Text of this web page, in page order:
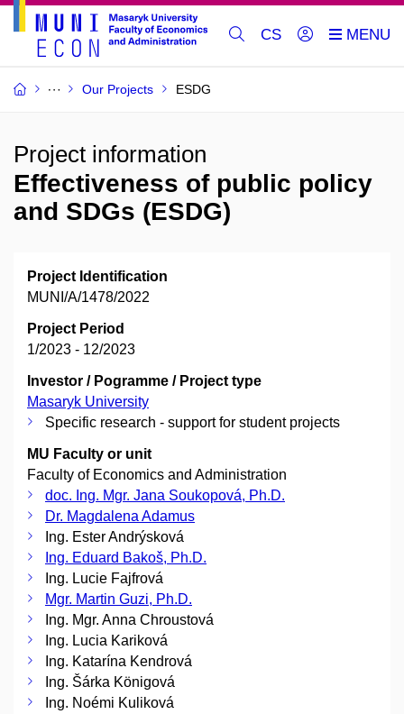
CS
Our Projects ESDG
Project information
Effectiveness of public policy
and SDGs (ESDG)
Project Identification
MUNI/A/1478/2022
Project Period
1/2023 - 12/2023
Investor / Pogramme / Project type
Masaryk University
Specific research - support for student projects
MU Faculty or unit
Faculty of Economics and Administration
doc. Ing. Mgr. Jana Soukopová, Ph.D.
Dr. Magdalena Adamus
Ing. Ester Andrýsková
Ing. Eduard Bakoš, Ph.D.
Ing. Lucie Fajfrová
Mgr. Martin Guzi, Ph.D.
Ing. Mgr. Anna Chroustová
Ing. Lucia Kariková
Ing. Katarína Kendrová
Ing. Šárka Königová
Ing. Noémi Kuliková